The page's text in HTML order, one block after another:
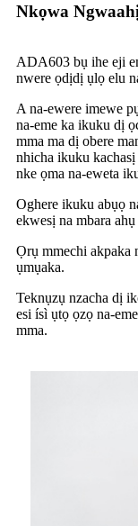
Nkọwa
ADA603 bụ ihe eji
nwere ọdịdị ụlọ elu
A na-ewere imewe
na-eme ka ikuku dị
mma ma dị obere
nhicha ikuku
nke ọma na-eweta
Oghere ikuku abụọ
ekwesị na mbara
Ọrụ mmechi akpaka
ụmụaka.
Teknụzụ nzacha dị
esi ísì ụtọ ọzọ na-
mma.